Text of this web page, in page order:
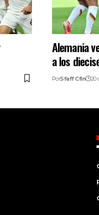
Alemania
a los
PorSfaff Cfin 20